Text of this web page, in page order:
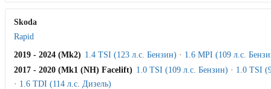
Skoda
Rapid
2019 - 2024 (Mk2) 1.4 TSI (123 л.с. Бензин) · 1.6 MPI (109 л.с.
2017 - 2020 (Mk1 (NH) Facelift) 1.0 TSI (109 л.с. Бензин) · 1.0 TSI
· 1.6 TDI (114 л.с. Дизель)